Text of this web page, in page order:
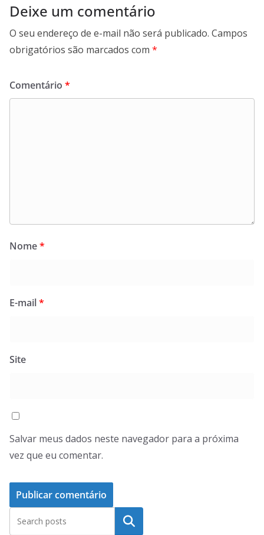
Deixe um comentário
O seu endereço de e-mail não será publicado. Campos
obrigatórios são marcados com *
Comentário *
Nome*
E-mail*
Site
Salvar meus dados neste navegador para a próxima
vez que eu comentar.
Pesquisar